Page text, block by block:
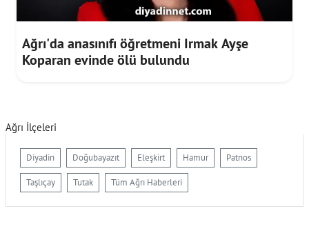
Ağrı'da anasınıfı öğretmeni Irmak Ayşe
Koparan evinde ölü bulundu
Ağrı İlçeleri
Diyadin Doğubayazıt Eleşkirt Hamur Patnos
Taşlıçay Tutak Tüm Ağrı Haberleri